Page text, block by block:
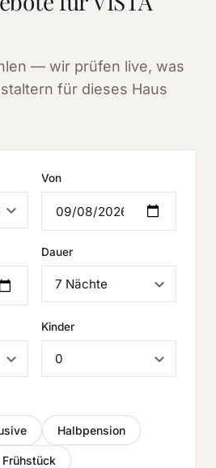
— wir prüfen live, was
für dieses Haus
Von
Dauer
Kinder
Halbpension
Frühstück